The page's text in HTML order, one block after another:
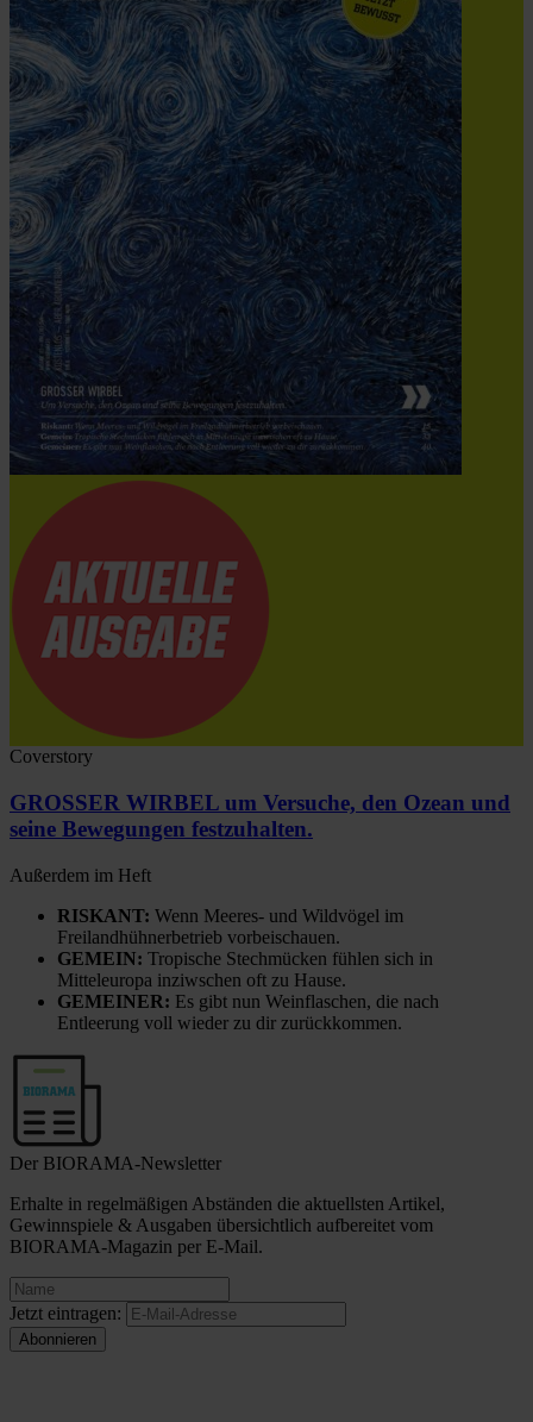
Coverstory
GROSSER WIRBEL um Versuche, den Ozean und
seine Bewegungen festzuhalten.
Außerdem im Heft
RISKANT: Wenn Meeres- und Wildvögel im
Freilandhühnerbetrieb vorbeischauen.
GEMEIN: Tropische Stechmücken fühlen sich in
Mitteleuropa inziwschen oft zu Hause.
GEMEINER: Es gibt nun Weinflaschen, die nach
Entleerung voll wieder zu dir zurückkommen.
Der BIORAMA-Newsletter
Erhalte in regelmäßigen Abständen die aktuellsten Artikel,
Gewinnspiele & Ausgaben übersichtlich aufbereitet vom
BIORAMA-Magazin per E-Mail.
Jetzt eintragen: